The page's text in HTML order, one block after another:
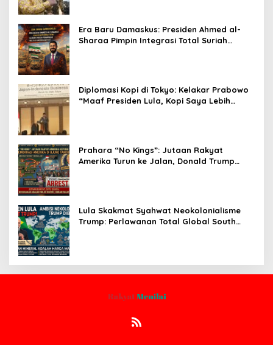
Era Baru Damaskus: Presiden Ahmed al-
Sharaa Pimpin Integrasi Total Suriah
Diplomasi Kopi di Tokyo: Kelakar Prabowo
“Maaf Presiden Lula, Kopi Saya Lebih
Prahara “No Kings”: Jutaan Rakyat
Amerika Turun ke Jalan, Donald Trump
Lula Skakmat Syahwat Neokolonialisme
Trump: Perlawanan Total Global South